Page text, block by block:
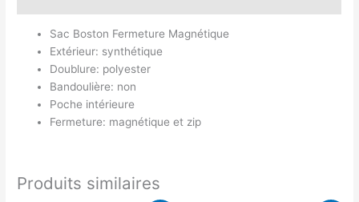
Sac Boston Fermeture Magnétique
Extérieur: synthétique
Doublure: polyester
Bandoulière: non
Poche intérieure
Fermeture: magnétique et zip
Produits similaires